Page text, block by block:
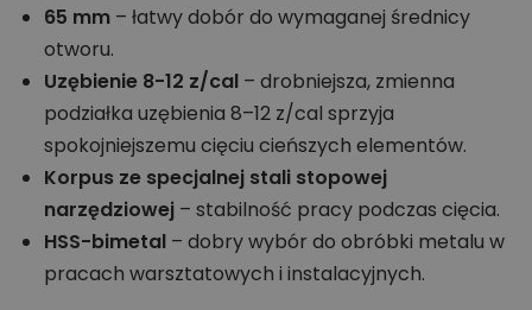
65 mm – łatwy dobór do wymaganej średnicy
otworu.
Uzębienie 8-12 z/cal – drobniejsza, zmienna
podziałka uzębienia 8–12 z/cal sprzyja
spokojniejszemu cięciu cieńszych elementów.
Korpus ze specjalnej stali stopowej
narzędziowej – stabilność pracy podczas cięcia.
HSS-bimetal – dobry wybór do obróbki metalu w
pracach warsztatowych i instalacyjnych.